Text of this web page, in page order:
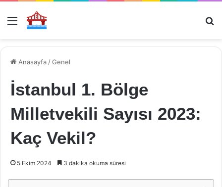
Menü
Anasayfa /Genel
İstanbul 1. Bölge
Milletvekili Sayısı 2023:
Kaç Vekil?
5 Ekim 2024 3 dakika okuma süresi